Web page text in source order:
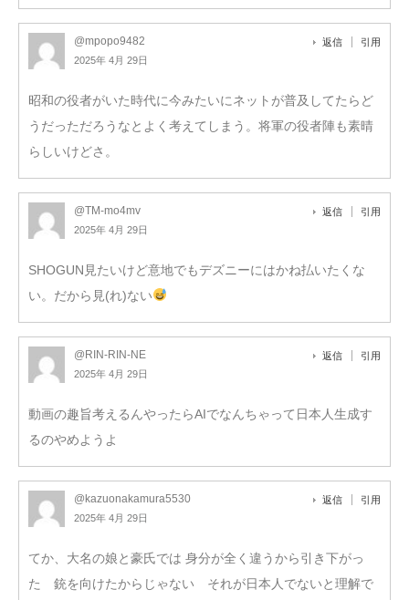
@mpopo9482
2025年 4月 29日
返信 引用
昭和の役者がいた時代に今みたいにネットが普及してたらど
うだっただろうなとよく考えてしまう。将軍の役者陣も素晴
らしいけどさ。
@TM-mo4mv
2025年 4月 29日
返信 引用
SHOGUN見たいけど意地でもデズニーにはかね払いたくな
い。だから見(れ)ない
@RIN-RIN-NE
2025年 4月 29日
返信 引用
動画の趣旨考えるんやったらAIでなんちゃって日本人生成す
るのやめようよ
@kazuonakamura5530
2025年 4月 29日
返信 引用
てか、大名の娘と豪氏では 身分が全く違うから引き下がっ
た 銃を向けたからじゃない それが日本人でないと理解で